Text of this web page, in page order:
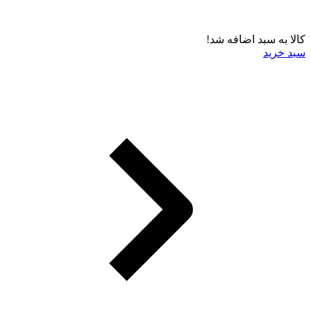
کالا به سبد اضافه شد!
سبد خرید